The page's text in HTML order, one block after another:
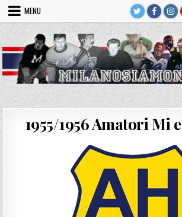
Skip
content
MENU
1955/1956 Amatori Mi